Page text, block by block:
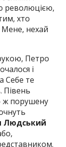
революцією,
хто
Мене, нехай
Петро
і
Себе те
Півень
ж порушену
Людський